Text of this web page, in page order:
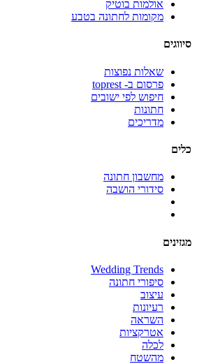
אולמות בוטיק
מקומות לחתונה בטבע
סיווגים
שאלות נפוצות
פרסום ב- toprest
חיפוש לפי ישובים
חתונות
מדריכים
כלים
מחשבון חתונה
סידורי הושבה
מגזינים
Wedding Trends
סיפורי חתונה
עיצוב
רעיונות
השראה
אטרקציות
לכלה
מהשטח